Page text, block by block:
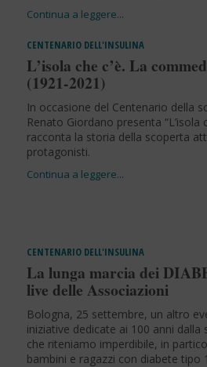
CENTENARIO DELL'INSULINA
L’isola che c’è. La
(1921-2021)
In occasione del Centenario della
Renato Giordano presenta “L’isola
racconta la storia della scoperta
protagonisti.
CENTENARIO DELL'INSULINA
La lunga marcia dei
live delle Associazioni
Bologna, 25 settembre, un altro
iniziative dedicate ai 100 anni dalla
che riteniamo imperdibile, in
bambini e ragazzi con diabete tipo